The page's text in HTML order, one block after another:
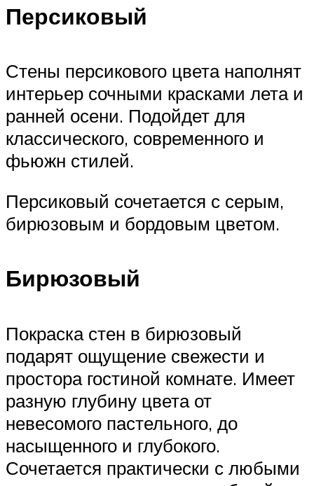
Персиковый
Стены персикового цвета наполнят
интерьер сочными красками лета и
ранней осени. Подойдет для
классического, современного и
фьюжн стилей.
Персиковый сочетается с серым,
бирюзовым и бордовым цветом.
Бирюзовый
Покраска стен в бирюзовый
подарят ощущение свежести и
простора гостиной комнате. Имеет
разную глубину цвета от
невесомого пастельного, до
насыщенного и глубокого.
Сочетается практически с любыми